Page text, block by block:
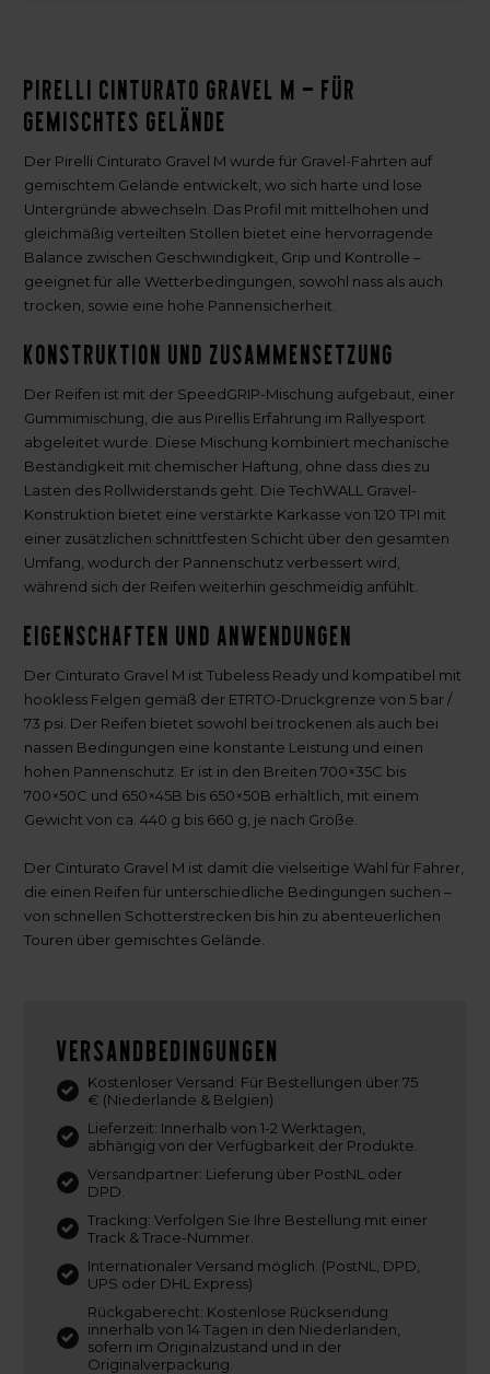
Pirelli Cinturato Gravel M – für
gemischtes Gelände
Der Pirelli Cinturato Gravel M wurde für Gravel-Fahrten auf
gemischtem Gelände entwickelt, wo sich harte und lose
Untergründe abwechseln. Das Profil mit mittelhohen und
gleichmäßig verteilten Stollen bietet eine hervorragende
Balance zwischen Geschwindigkeit, Grip und Kontrolle –
geeignet für alle Wetterbedingungen, sowohl nass als auch
trocken, sowie eine hohe Pannensicherheit.
Konstruktion und Zusammensetzung
Der Reifen ist mit der SpeedGRIP-Mischung aufgebaut, einer
Gummimischung, die aus Pirellis Erfahrung im Rallyesport
abgeleitet wurde. Diese Mischung kombiniert mechanische
Beständigkeit mit chemischer Haftung, ohne dass dies zu
Lasten des Rollwiderstands geht. Die TechWALL Gravel-
Konstruktion bietet eine verstärkte Karkasse von 120 TPI mit
einer zusätzlichen schnittfesten Schicht über den gesamten
Umfang, wodurch der Pannenschutz verbessert wird,
während sich der Reifen weiterhin geschmeidig anfühlt.
Eigenschaften und Anwendungen
Der Cinturato Gravel M ist Tubeless Ready und kompatibel mit
hookless Felgen gemäß der ETRTO-Druckgrenze von 5 bar /
73 psi. Der Reifen bietet sowohl bei trockenen als auch bei
nassen Bedingungen eine konstante Leistung und einen
hohen Pannenschutz. Er ist in den Breiten 700×35C bis
700×50C und 650×45B bis 650×50B erhältlich, mit einem
Gewicht von ca. 440 g bis 660 g, je nach Größe.
Der Cinturato Gravel M ist damit die vielseitige Wahl für Fahrer,
die einen Reifen für unterschiedliche Bedingungen suchen –
von schnellen Schotterstrecken bis hin zu abenteuerlichen
Touren über gemischtes Gelände.
Versandbedingungen
Kostenloser Versand: Für Bestellungen über 75
€ (Niederlande & Belgien)
Lieferzeit: Innerhalb von 1-2 Werktagen,
abhängig von der Verfügbarkeit der Produkte.
Versandpartner: Lieferung über PostNL oder
DPD.
Tracking: Verfolgen Sie Ihre Bestellung mit einer
Track & Trace-Nummer.
Internationaler Versand möglich. (PostNL, DPD,
UPS oder DHL Express)
Rückgaberecht: Kostenlose Rücksendung
innerhalb von 14 Tagen in den Niederlanden,
sofern im Originalzustand und in der
Originalverpackung.